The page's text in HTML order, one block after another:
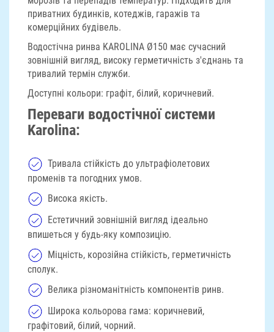
приватних будинків, котеджів, гаражів та
комерційних будівель.
Водостічна ринва KAROLINA Ø150 має сучасний
зовнішній вигляд, високу герметичність з'єднань та
тривалий термін служби.
Доступні кольори: графіт, білий, коричневий.
Переваги водостічної системи
Karolina:
Тривала стійкість до ультрафіолетових
променів та погодних умов.
Висока якість.
Естетичний зовнішній вигляд ідеально
впишеться у будь-яку композицію.
Міцність, корозійна стійкість, герметичність
сполук.
Велика різноманітність компонентів ринв.
Широка кольорова гама: коричневий,
графітовий, білий, чорний.